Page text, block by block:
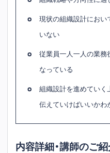
現状の組織設計にお
いない
従業員一人一人の業務
なっている
組織設計を進めていく
伝えていけばいいかわ
内容詳細・講師のご